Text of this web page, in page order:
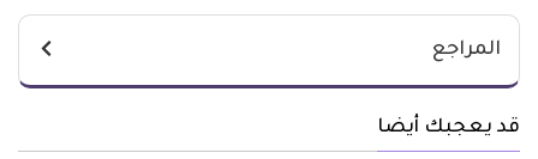
المراجع
قد يعجبك أيضا